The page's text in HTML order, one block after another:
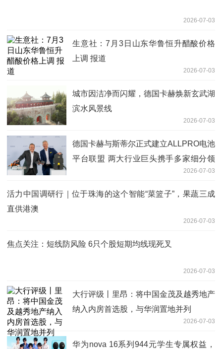
2026-07-03
生意社：7月3日山东华鲁恒升醋酸价格
上调 报道
2026-07-03
城市因洁净而闪耀，德国卡赫焕新玄武湖
滨水风景线
2026-07-03
德国卡赫与斯蒂尔正式建立ALLPRO电池
平台联盟 两大行业巨头携手多家细分领
域专家，共推专业级电池生态系统2026-07-03
活力中国调研行｜位于珠海的这个智能“菜篮子”，果蔬三成
直供港澳
2026-07-03
焦点关注：短线防风险 6只个股短期均线现死叉
2026-07-03
大行评级丨里昂：将中国金茂及越秀地产
纳入内房首选股，与华润置地并列
2026-07-03
华为nova 16系列944元学生专属权益，